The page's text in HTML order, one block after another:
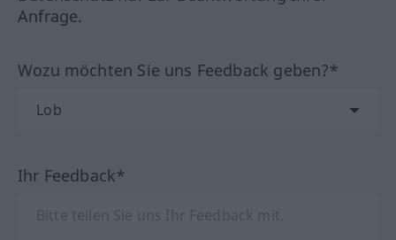
Anfrage.
Wozu möchten Sie uns Feedback geben?*
Ihr Feedback*